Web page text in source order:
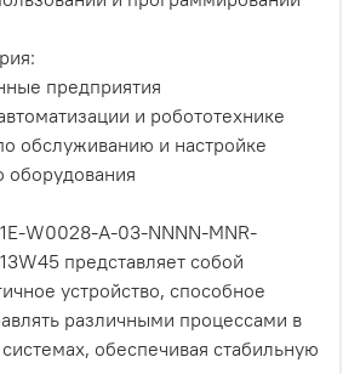
предприятия
и робототехнике
обслуживанию и настройке
W0028-A-03-NNNN-MNR-
представляет собой
устройство, способное
различными процессами в
обеспечивая стабильную